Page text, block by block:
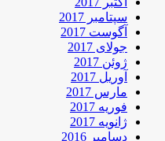
سپتامبر 2017
آگوست 2017
جولای 2017
ژوئن 2017
آوریل 2017
مارس 2017
فوریه 2017
ژانویه 2017
دسامبر 2016